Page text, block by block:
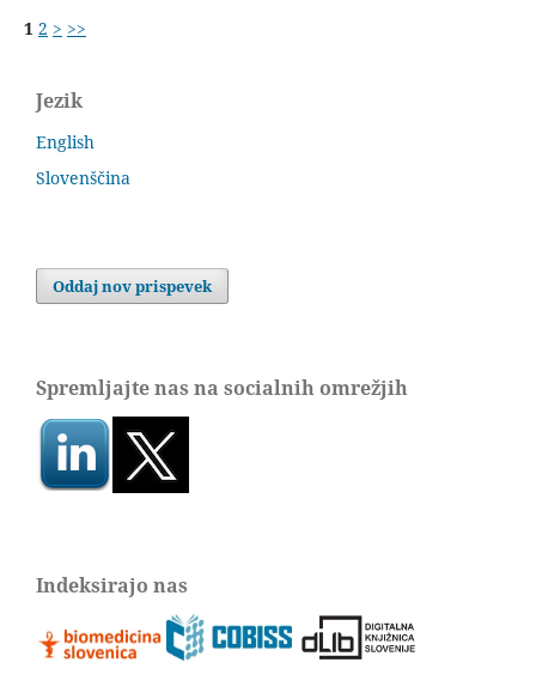
1 2 > >>
Jezik
English
Slovenščina
Oddaj nov prispevek
Spremljajte nas na socialnih omrežjih
Indeksirajo nas